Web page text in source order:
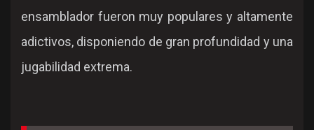
ensamblador fueron muy populares y altamente
adictivos, disponiendo de gran profundidad y una
jugabilidad extrema.